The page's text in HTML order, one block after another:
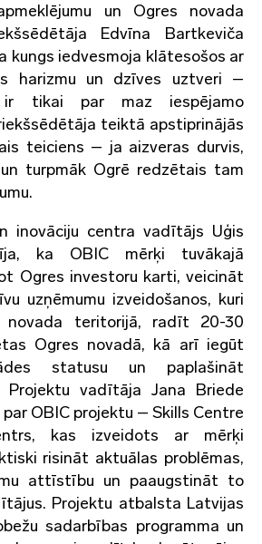
un Ogres novada
Edvīna Bartkeviča
kungs iedvesmoja klātesošos ar
harizmu un dzīves uztveri –
ir tikai par maz iespējamo
teiktā apstiprinājās
teiciens – ja aizveras durvis,
turpmāk Ogrē redzētais tam
inovāciju centra vadītājs Uģis
ka OBIC mērķi tuvākajā
Ogres investoru karti, veicināt
uzņēmumu izveidošanos, kuri
novada teritorijā, radīt 20-30
Ogres novadā, kā arī iegūt
statusu un paplašināt
Projektu vadītāja Jana Briede
OBIC projektu – Skills Centre
kas izveidots ar mērķi
risināt aktuālas problēmas,
attīstību un paaugstināt to
Projektu atbalsta Latvijas
sadarbības programma un